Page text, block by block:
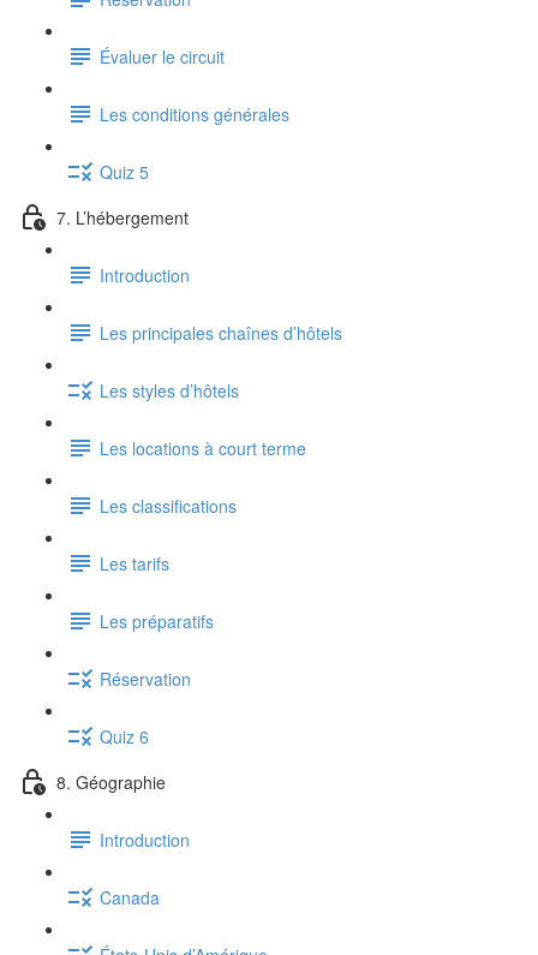
Évaluer le circuit
Les conditions générales
Quiz 5
7. L’hébergement
Introduction
Les principales chaînes d’hôtels
Les styles d’hôtels
Les locations à court terme
Les classifications
Les tarifs
Les préparatifs
Réservation
Quiz 6
8. Géographie
Introduction
Canada